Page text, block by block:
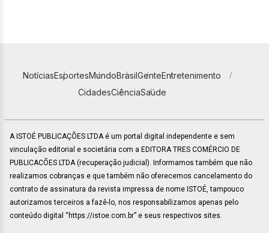
NotíciasEsportesMundoBrasilGenteEntretenimento
CidadesCiênciaSaúde
A ISTOÉ PUBLICAÇÕES LTDA é um portal digital independente e sem
vinculação editorial e societária com a EDITORA TRES COMÉRCIO DE
PUBLICACÕES LTDA (recuperação judicial). Informamos também que não
realizamos cobranças e que também não oferecemos cancelamento do
contrato de assinatura da revista impressa de nome ISTOÉ, tampouco
autorizamos terceiros a fazê-lo, nos responsabilizamos apenas pelo
conteúdo digital “https://istoe.com.br” e seus respectivos sites.